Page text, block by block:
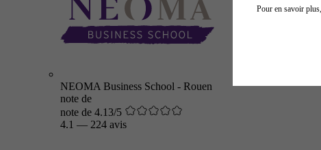
NEOMA Business School - Rouen
note de
note de 4.13/5
4.1 — 224 avis
Pour en savoir